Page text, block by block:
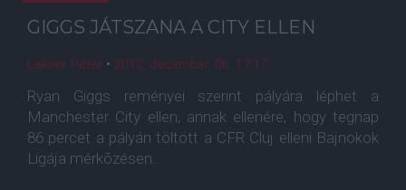
GIGGS JÁTSZANA A CITY ELLEN
Lakner Péter • 2012. december. 06. 17:17
Ryan Giggs reményei szerint pályára léphet a
Manchester City ellen, annak ellenére, hogy tegnap
86 percet a pályán töltött a CFR Cluj elleni Bajnokok
Ligája mérkõzésen.